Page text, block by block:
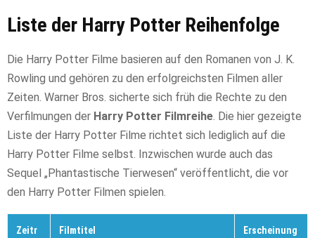
Liste der Harry Potter Reihenfolge
Die Harry Potter Filme basieren auf den Romanen von J. K.
Rowling und gehören zu den erfolgreichsten Filmen aller
Zeiten. Warner Bros. sicherte sich früh die Rechte zu den
Verfilmungen der Harry Potter Filmreihe . Die hier gezeigte
Liste der Harry Potter Filme richtet sich lediglich auf die
Harry Potter Filme selbst. Inzwischen wurde auch das
Sequel „Phantastische Tierwesen“ veröffentlicht, die vor
den Harry Potter Filmen spielen.
Zeitr
Filmtitel
Erscheinung